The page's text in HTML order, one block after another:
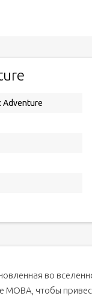
Adventure
во
чтобы